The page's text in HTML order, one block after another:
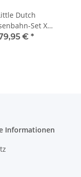
Dutch
Set XXL
Holz neu
€ *
Informationen